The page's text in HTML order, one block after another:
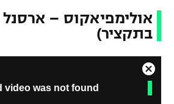
בתקציר)
video was not found.
C